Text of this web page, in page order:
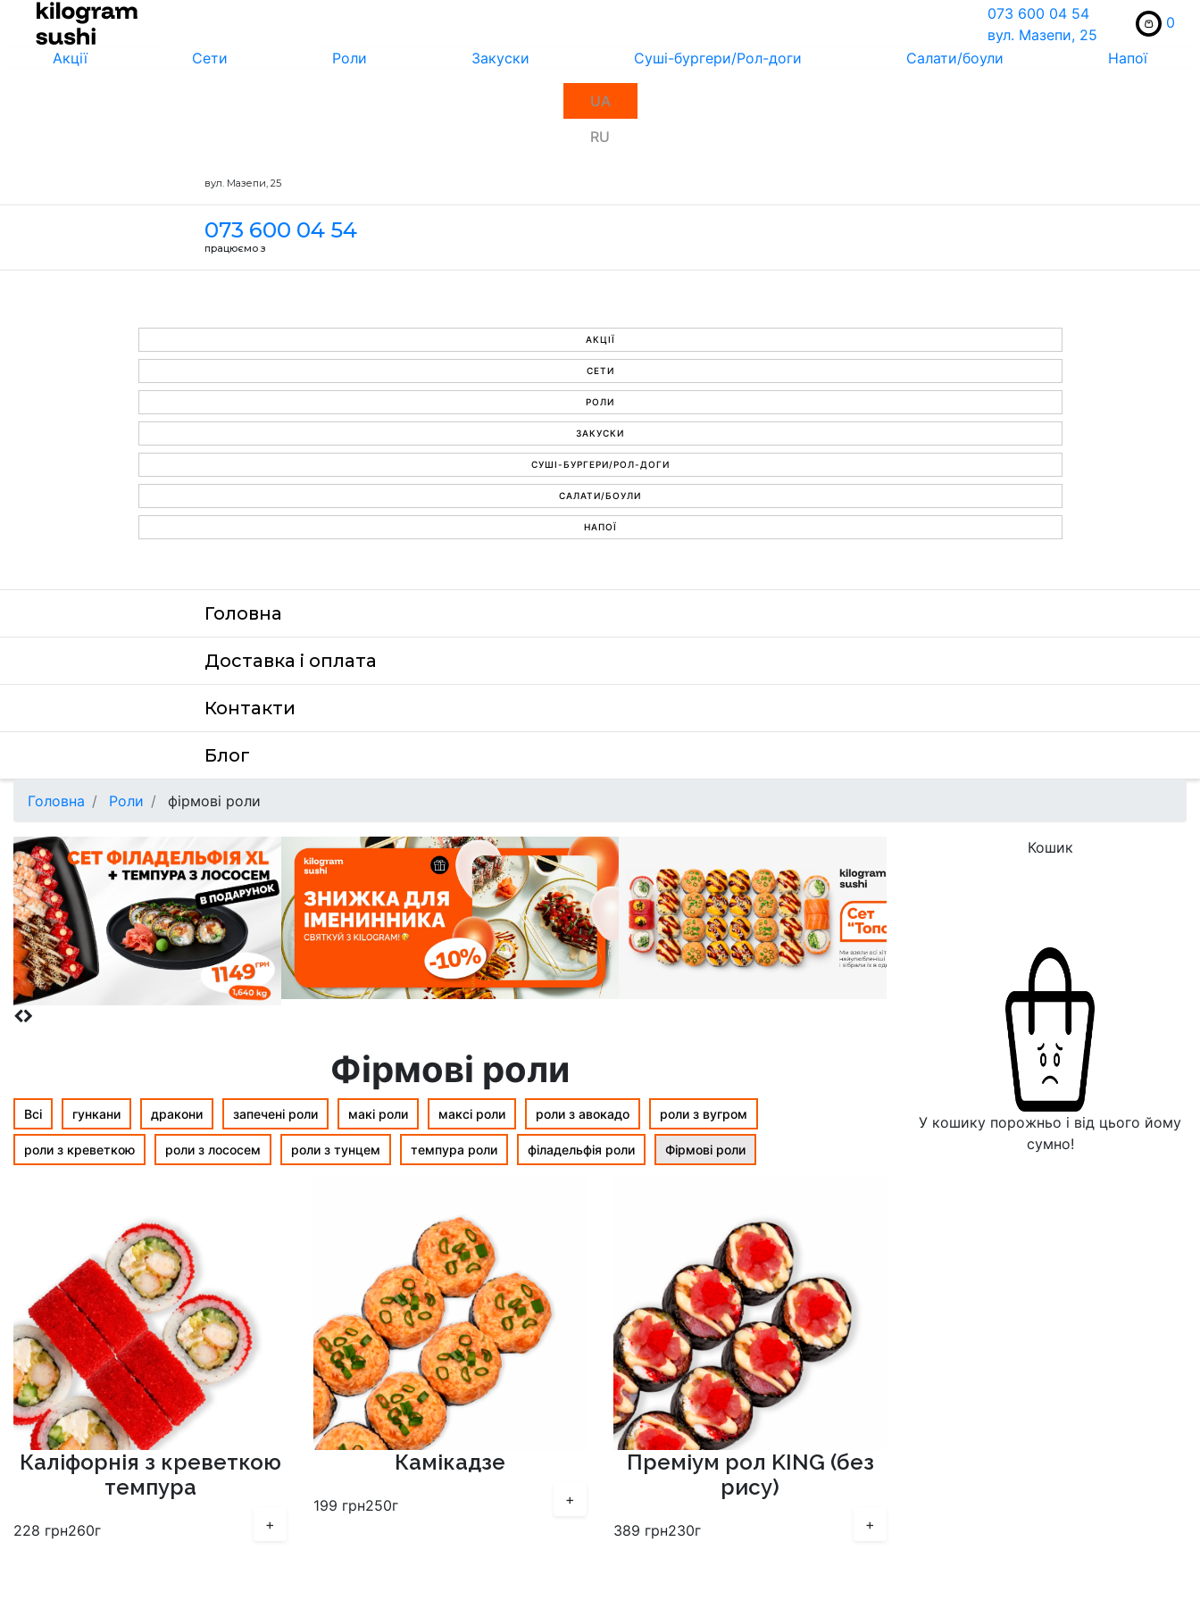
073 600 04 54
вул. Мазепи, 25
0
Акції Сети Роли Закуски Суші-бургери/Рол-доги Салати/боули Напої
UA
RU
вул. Мазепи, 25
073 600 04 54
працюємо з
АКЦІЇ
СЕТИ
РОЛИ
ЗАКУСКИ
СУШІ-БУРГЕРИ/РОЛ-ДОГИ
САЛАТИ/БОУЛИ
НАПОЇ
Головна
Доставка i оплата
Контакти
Блог
Головна Роли фірмові роли
Фірмові роли
Всі гункани дракони запечені роли макі роли максі роли роли з авокадо роли з вугром
роли з креветкою роли з лососем роли з тунцем темпура роли філадельфія роли Фірмові роли
Каліфорнія з креветкою
темпура
228 грн260г +
Камікадзе
199 грн250г +
Преміум рол KING (без
рису)
389 грн230г +
Кошик
У кошику порожньо і від цього йому
сумно!